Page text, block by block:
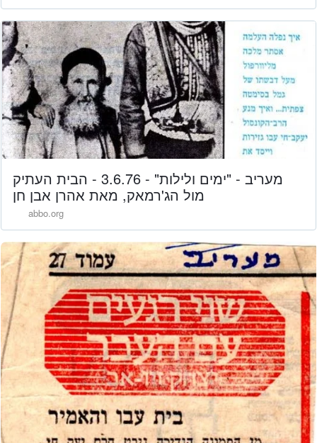
מעריב - "ימים ולילות" - 3.6.76 - הבית העתיק
מול הג'רמאק, מאת אהרן אבן חן
abbo.org